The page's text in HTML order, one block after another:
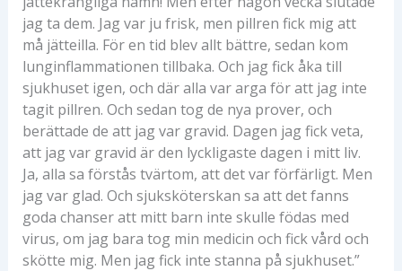
jag ta dem. Jag var ju frisk, men pillren fick mig att
må jätteilla. För en tid blev allt bättre, sedan kom
lunginflammationen tillbaka. Och jag fick åka till
sjukhuset igen, och där alla var arga för att jag inte
tagit pillren. Och sedan tog de nya prover, och
berättade de att jag var gravid. Dagen jag fick veta,
att jag var gravid är den lyckligaste dagen i mitt liv.
Ja, alla sa förstås tvärtom, att det var förfärligt. Men
jag var glad. Och sjuksköterskan sa att det fanns
goda chanser att mitt barn inte skulle födas med
virus, om jag bara tog min medicin och fick vård och
skötte mig. Men jag fick inte stanna på sjukhuset.”